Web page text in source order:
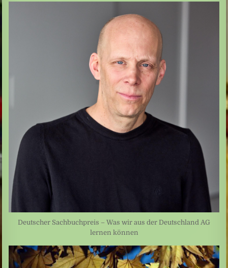
Deutscher Sachbuchpreis – Was wir aus der Deutschland AG
lernen können